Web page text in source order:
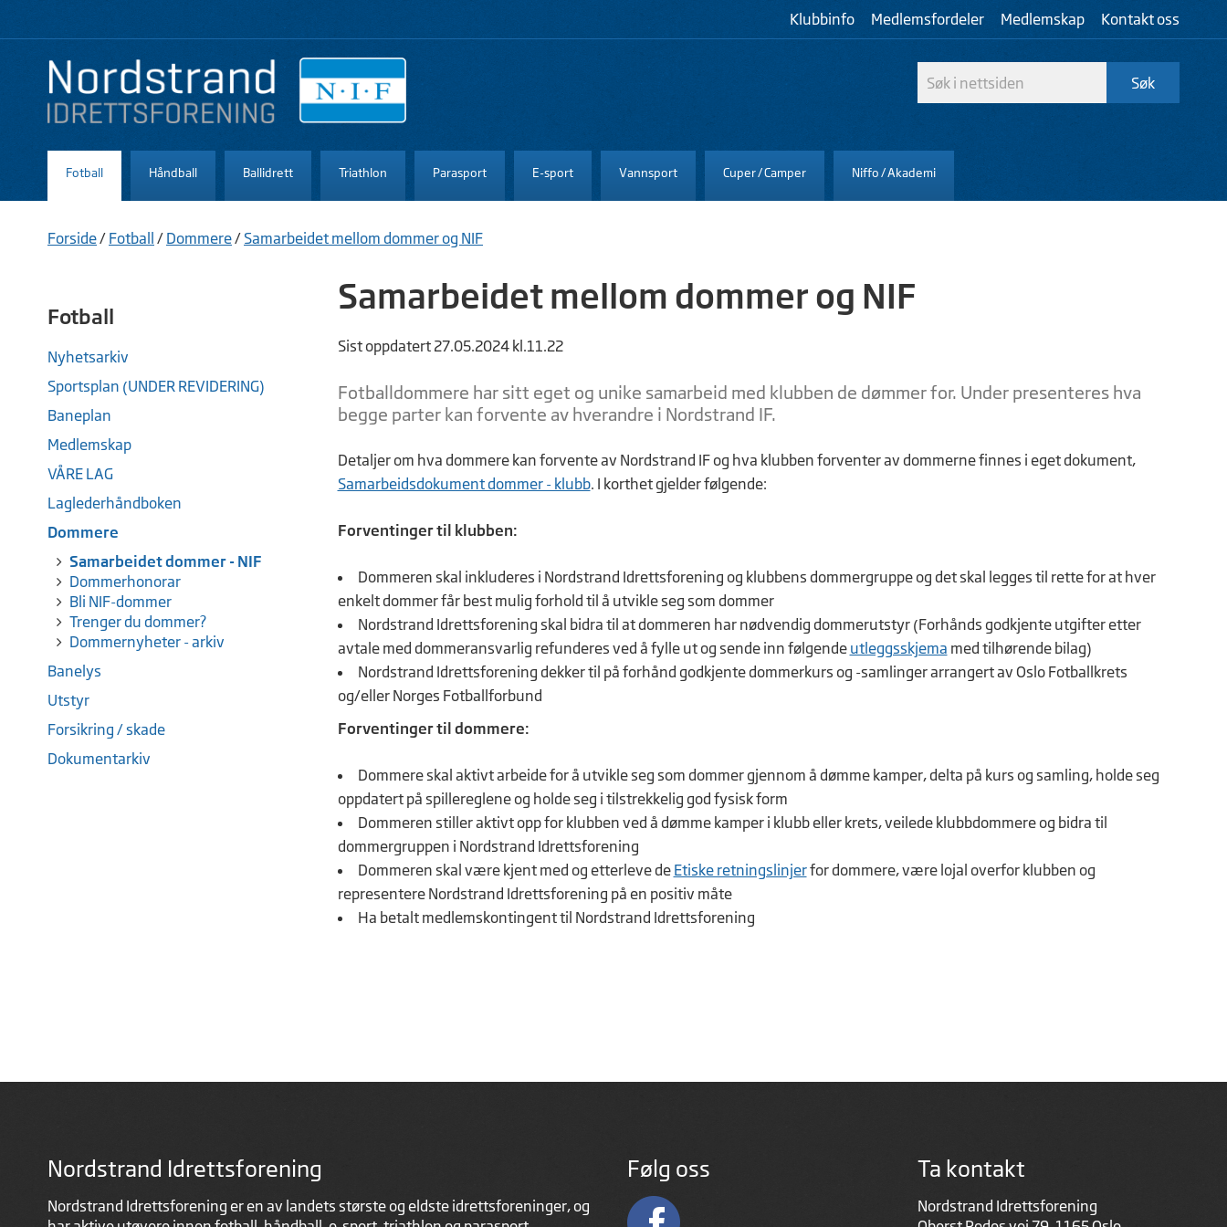
Klubbinfo Medlemsfordeler Medlemskap Kontakt oss
Fotball Håndball Ballidrett Triathlon Parasport E-sport Vannsport Cuper / Camper Niffo / Akademi
Forside/ Fotball / Dommere/ Samarbeidet mellom dommer og NIF
Fotball
Nyhetsarkiv
Sportsplan (UNDER REVIDERING)
Baneplan
Medlemskap
VÅRE LAG
Laglederhåndboken
Dommere
Samarbeidet dommer - NIF
Dommerhonorar
Bli NIF-dommer
Trenger du dommer?
Dommernyheter - arkiv
Banelys
Utstyr
Forsikring / skade
Dokumentarkiv
Samarbeidet mellom dommer og NIF
Sist oppdatert 27.05.2024 kl.11.22
Fotballdommere har sitt eget og unike samarbeid med klubben de dømmer for. Under presenteres hva
begge parter kan forvente av hverandre i Nordstrand IF.
Detaljer om hva dommere kan forvente av Nordstrand IF og hva klubben forventer av dommerne finnes i eget dokument,
Samarbeidsdokument dommer - klubb. I korthet gjelder følgende:
Forventinger til klubben:
Dommeren skal inkluderes i Nordstrand Idrettsforening og klubbens dommergruppe og det skal legges til rette for at hver
enkelt dommer får best mulig forhold til å utvikle seg som dommer
Nordstrand Idrettsforening skal bidra til at dommeren har nødvendig dommerutstyr (Forhånds godkjente utgifter etter
avtale med dommeransvarlig refunderes ved å fylle ut og sende inn følgende utleggsskjema med tilhørende bilag)
Nordstrand Idrettsforening dekker til på forhånd godkjente dommerkurs og -samlinger arrangert av Oslo Fotballkrets
og/eller Norges Fotballforbund
Forventinger til dommere:
Dommere skal aktivt arbeide for å utvikle seg som dommer gjennom å dømme kamper, delta på kurs og samling, holde seg
oppdatert på spillereglene og holde seg i tilstrekkelig god fysisk form
Dommeren stiller aktivt opp for klubben ved å dømme kamper i klubb eller krets, veilede klubbdommere og bidra til
dommergruppen i Nordstrand Idrettsforening
Dommeren skal være kjent med og etterleve de Etiske retningslinjerfor dommere, være lojal overfor klubben og
representere Nordstrand Idrettsforening på en positiv måte
Ha betalt medlemskontingent til Nordstrand Idrettsforening
Nordstrand Idrettsforening
Nordstrand Idrettsforening er en av landets største og eldste idrettsforeninger, og
Følg oss Ta kontakt
Nordstrand Idrettsforening